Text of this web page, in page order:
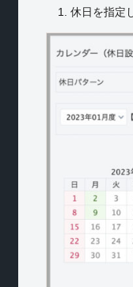
1. 休日を指定